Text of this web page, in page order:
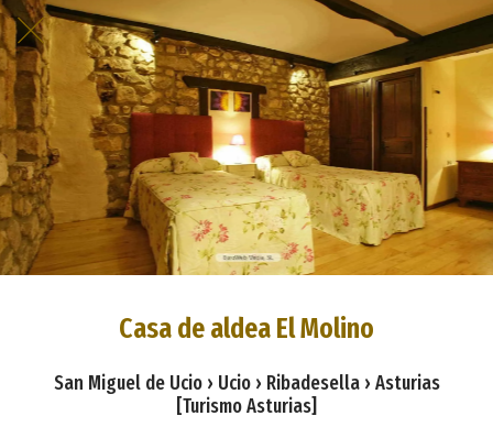
Casa de aldea El Molino
San Miguel de Ucio › Ucio › Ribadesella › Asturias
[Turismo Asturias]